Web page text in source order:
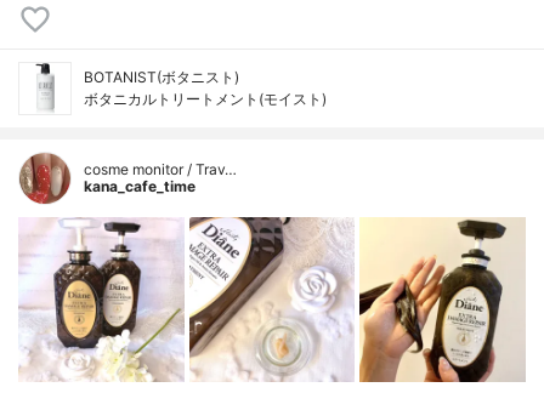
BOTANIST(ボタニスト)
ボタニカルトリートメント(モイスト)
cosme monitor / Trav…
kana_cafe_time